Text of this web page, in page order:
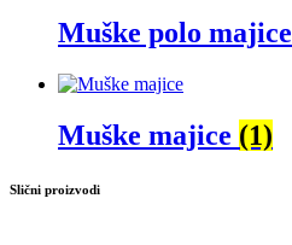
Muške polo majice
Muške majice (1)
Slični proizvodi